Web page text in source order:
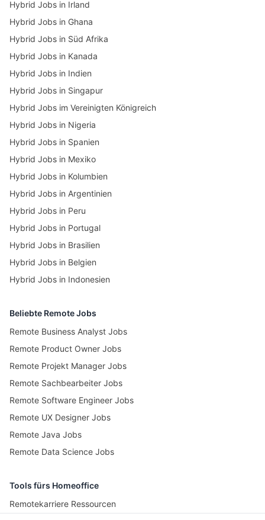
Hybrid Jobs in Irland
Hybrid Jobs in Ghana
Hybrid Jobs in Süd Afrika
Hybrid Jobs in Kanada
Hybrid Jobs in Indien
Hybrid Jobs in Singapur
Hybrid Jobs im Vereinigten Königreich
Hybrid Jobs in Nigeria
Hybrid Jobs in Spanien
Hybrid Jobs in Mexiko
Hybrid Jobs in Kolumbien
Hybrid Jobs in Argentinien
Hybrid Jobs in Peru
Hybrid Jobs in Portugal
Hybrid Jobs in Brasilien
Hybrid Jobs in Belgien
Hybrid Jobs in Indonesien
Beliebte Remote Jobs
Remote Business Analyst Jobs
Remote Product Owner Jobs
Remote Projekt Manager Jobs
Remote Sachbearbeiter Jobs
Remote Software Engineer Jobs
Remote UX Designer Jobs
Remote Java Jobs
Remote Data Science Jobs
Tools fürs Homeoffice
Remotekarriere Ressourcen